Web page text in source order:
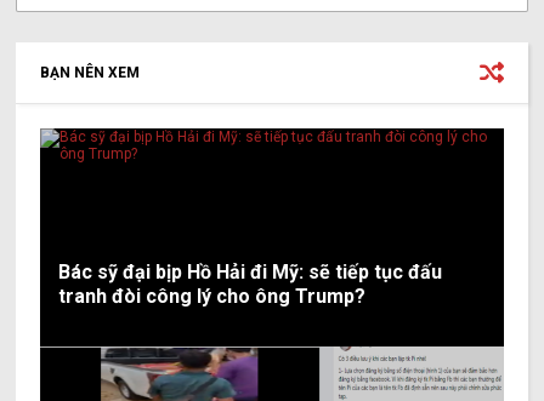
BẠN NÊN XEM
Bác sỹ đại bịp Hồ Hải đi Mỹ: sẽ tiếp tục đấu
tranh đòi công lý cho ông Trump?